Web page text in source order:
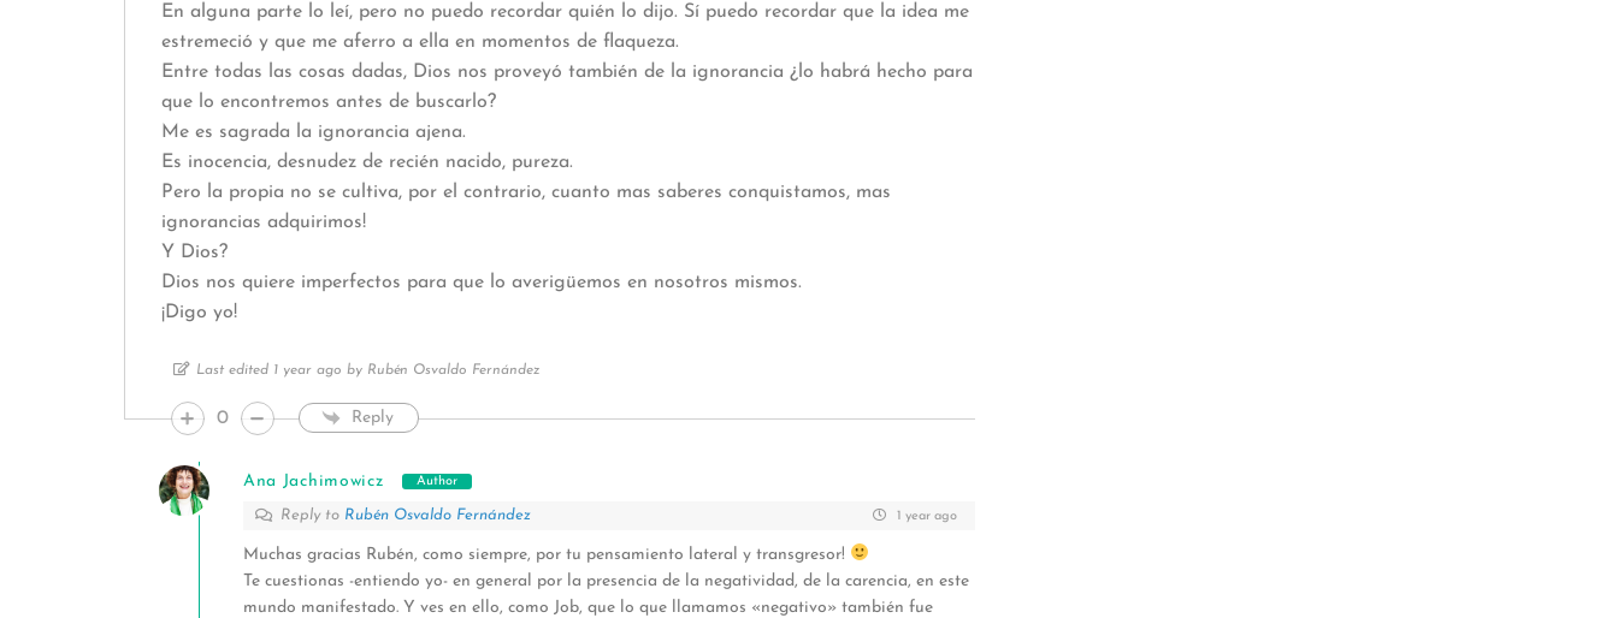
En alguna parte lo leí, pero no puedo recordar quién lo dijo. Sí puedo recordar que la idea me
estremeció y que me aferro a ella en momentos de flaqueza.
Entre todas las cosas dadas, Dios nos proveyó también de la ignorancia ¿lo habrá hecho para
que lo encontremos antes de buscarlo?
Me es sagrada la ignorancia ajena.
Es inocencia, desnudez de recién nacido, pureza.
Pero la propia no se cultiva, por el contrario, cuanto mas saberes conquistamos, mas
ignorancias adquirimos!
Y Dios?
Dios nos quiere imperfectos para que lo averigüemos en nosotros mismos.
¡Digo yo!
Last edited 1 year ago by Rubén Osvaldo Fernández
0 Reply
Ana Jachimowicz Author
Reply to Rubén Osvaldo Fernández 1 year ago
Muchas gracias Rubén, como siempre, por tu pensamiento lateral y transgresor!
Te cuestionas -entiendo yo- en general por la presencia de la negatividad, de la carencia, en este
mundo manifestado. Y ves en ello, como Job, que lo que llamamos «negativo» también fue